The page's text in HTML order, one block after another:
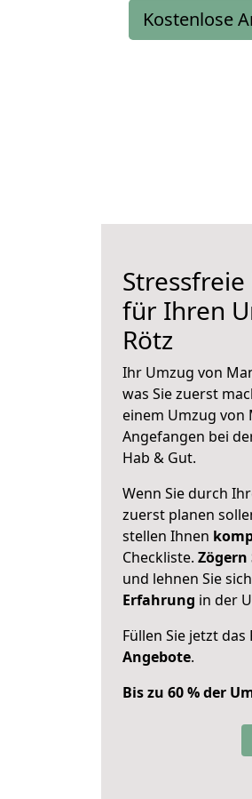
Kostenlose
für Ihren
Rötz
Ihr Umzug von
was Sie zuerst
einem Umzug von
Angefangen bei
Hab & Gut.
Wenn Sie durch
zuerst planen
stellen Ihnen
Checkliste. Zögern
und lehnen Sie
Erfahrung in der
Füllen Sie jetzt
Angebote.
Bis zu 60 % der